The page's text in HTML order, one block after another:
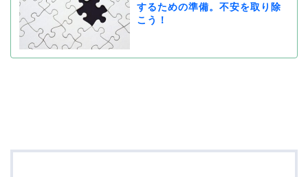
するための準備。不安を取り除
こう！